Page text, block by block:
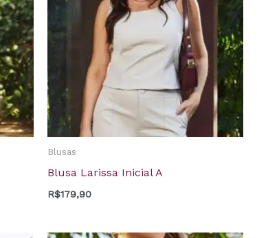
Blusas
Blusa Larissa Inicial A
R$179,90